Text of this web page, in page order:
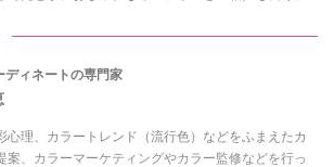
ディネートの専門家
心理、カラートレンド（流行色）などをふまえたカ
案、カラーマーケティングやカラー監修などを行っ